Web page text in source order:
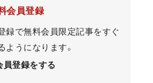
会員登録
録で無料会員限定記事をすぐ
ようになります。
員登録をする